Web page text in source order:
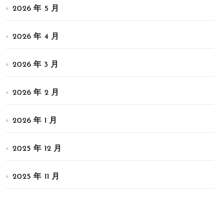
2026 年 5 月
2026 年 4 月
2026 年 3 月
2026 年 2 月
2026 年 1 月
2025 年 12 月
2025 年 11 月